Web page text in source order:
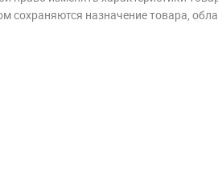
сохраняются назначение товара,